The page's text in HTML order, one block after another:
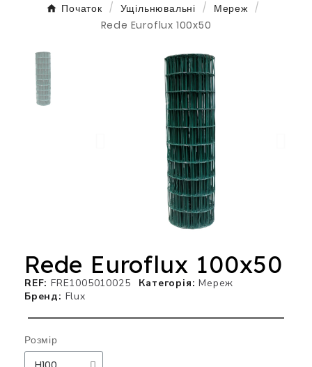
Початок Ущільнювальні
Мереж
Rede Euroflux 100x50
Rede Euroflux 100x50
REF FRE1005010025 Категорія Мереж
Бренд
Flux
Розмір